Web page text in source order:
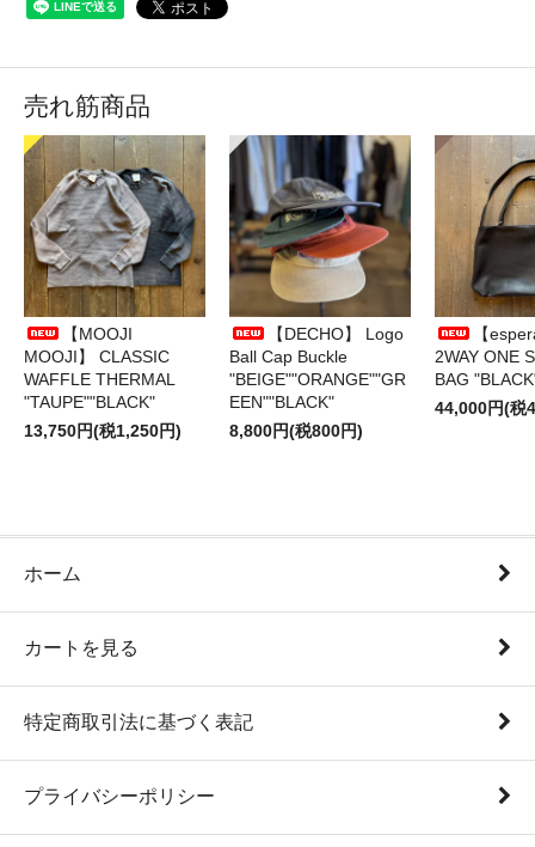
売れ筋商品
【MOOJI
MOOJI】 CLASSIC
WAFFLE THERMAL
"TAUPE""BLACK"
13,750円(税1,250円)
【DECHO】 Logo
Ball Cap Buckle
"BEIGE""ORANGE""GR
EEN""BLACK"
8,800円(税800円)
【
2WAY ONE
BAG
44,000円(税
ホーム
カートを見る
特定商取引法に基づく表記
プライバシーポリシー